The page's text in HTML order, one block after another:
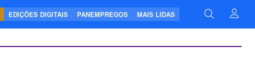
EDIÇÕES DIGITAIS PANEMPREGOS MAIS LIDAS